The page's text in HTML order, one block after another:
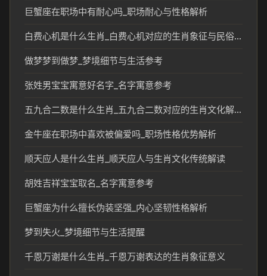
巨蟹座在职场中有耐心吗_职场耐心与性格解析
白费心机是什么生肖_白费心机对应的生肖象征与民俗解读
做梦梦到做梦_梦境细节与生活参考
张姓男宝宝寓意好名字_名字寓意参考
五九合二数是什么生肖_五九合二数对应的生肖文化解读
金牛座在职场中喜欢被偏爱吗_职场性格优势解析
顺天应人是什么生肖_顺天应人与生肖文化传统解读
胡姓吉祥宝宝取名_名字寓意参考
巨蟹座为什么擅长伪装坚强_内心坚韧性格解析
梦到失火_梦境细节与生活提醒
千恩万谢是什么生肖_千恩万谢表达的生肖象征意义